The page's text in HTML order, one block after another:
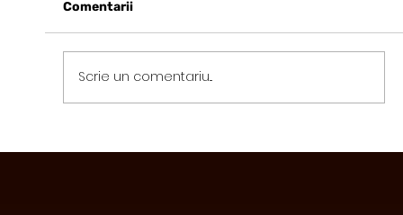
Comentarii
Scrie un comentariu...